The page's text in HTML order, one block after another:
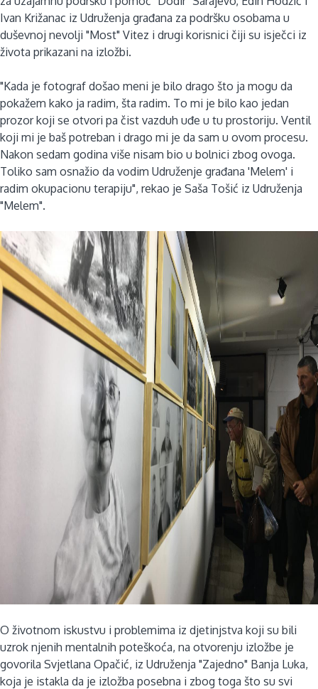
Ivan Križanac iz Udruženja građana za podršku osobama u
duševnoj nevolji "Most" Vitez i drugi korisnici čiji su isječci iz
života prikazani na izložbi.
"Kada je fotograf došao meni je bilo drago što ja mogu da
pokažem kako ja radim, šta radim. To mi je bilo kao jedan
prozor koji se otvori pa čist vazduh uđe u tu prostoriju. Ventil
koji mi je baš potreban i drago mi je da sam u ovom procesu.
Nakon sedam godina više nisam bio u bolnici zbog ovoga.
Toliko sam osnažio da vodim Udruženje građana 'Melem' i
radim okupacionu terapiju", rekao je Saša Tošić iz Udruženja
"Melem".
O životnom iskustvu i problemima iz djetinjstva koji su bili
uzrok njenih mentalnih poteškoća, na otvorenju izložbe je
govorila Svjetlana Opačić, iz Udruženja "Zajedno" Banja Luka,
koja je istakla da je izložba posebna i zbog toga što su svi